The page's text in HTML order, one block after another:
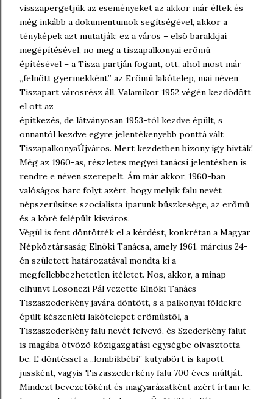
visszapergetjük az eseményeket az akkor már éltek és
még inkább a dokumentumok segítségével, akkor a
tényképek azt mutatják: ez a város – elsõ barakkjai
megépítésével, no meg a tiszapalkonyai erõmû
építésével – a Tisza partján fogant, ott, ahol most már
,,felnõtt gyermekként” az Erõmû lakótelep, mai néven
Tiszapart városrész áll. Valamikor 1952 végén kezdõdött
el ott az
építkezés, de látványosan 1953-tól kezdve épült, s
onnantól kezdve egyre jelentékenyebb ponttá vált
TiszapalkonyaÚjváros. Mert kezdetben bizony így hívták!
Még az 1960-as, részletes megyei tanácsi jelentésben is
rendre e néven szerepelt. Ám már akkor, 1960-ban
valóságos harc folyt azért, hogy melyik falu nevét
népszerûsítse szocialista iparunk büszkesége, az erõmû
és a köré felépült kisváros.
Végül is fent döntötték el a kérdést, konkrétan a Magyar
Népköztársaság Elnöki Tanácsa, amely 1961. március 24-
én született határozatával mondta ki a
megfellebbezhetetlen ítéletet. Nos, akkor, a minap
elhunyt Losonczi Pál vezette Elnöki Tanács
Tiszaszederkény javára döntött, s a palkonyai földekre
épült készenléti lakótelepet erõmûstõl, a
Tiszaszederkény falu nevét felvevõ, és Szederkény falut
is magába ötvözõ közigazgatási egységbe olvasztotta
be. E döntéssel a ,,lombikbébi” kutyabõrt is kapott
jussként, vagyis Tiszaszederkény falu 700 éves múltját.
Mindezt bevezetõként és magyarázatként azért írtam le,